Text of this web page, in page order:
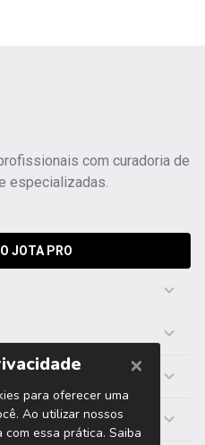
com curadoria de
especializadas.
JOTA PRO